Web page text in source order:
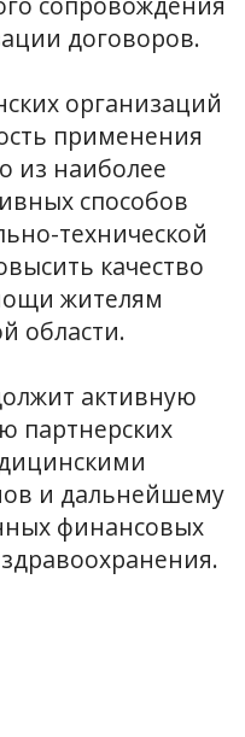
договоров.
организаций
применения
из наиболее
способов
технической
качество
жителям
области.
активную
партнерских
и дальнейшему
финансовых